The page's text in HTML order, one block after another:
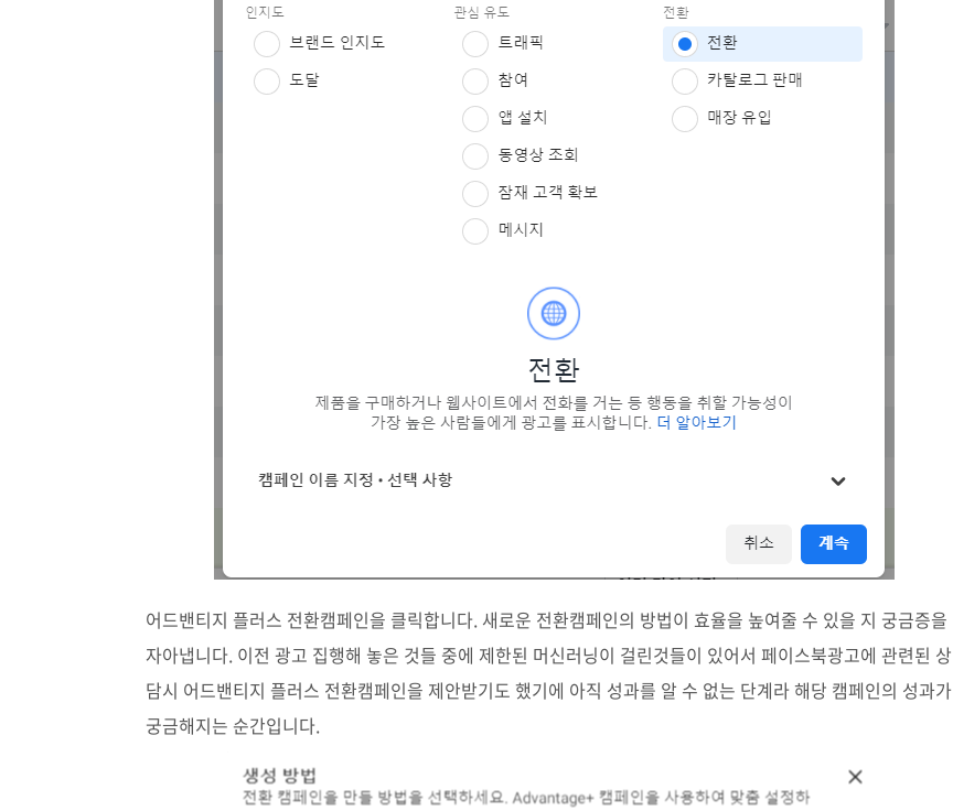
어드밴티지 플러스 전환캠페인을 클릭합니다. 새로운 전환캠페인의 방법이 효율을 높여줄 수 있을 지 궁금증을
자아냅니다. 이전 광고 집행해 놓은 것들 중에 제한된 머신러닝이 걸린것들이 있어서 페이스북광고에 관련된 상
담시 어드밴티지 플러스 전환캠페인을 제안받기도 했기에 아직 성과를 알 수 없는 단계라 해당 캠페인의 성과가
궁금해지는 순간입니다.